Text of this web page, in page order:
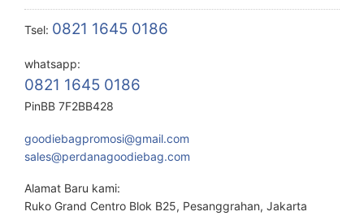
Tsel: 0821 1645 0186
whatsapp:
0821 1645 0186
PinBB 7F2BB428
goodiebagpromosi@gmail.com
sales@perdanagoodiebag.com
Alamat Baru kami:
Ruko Grand Centro Blok B25, Pesanggrahan, Jakarta